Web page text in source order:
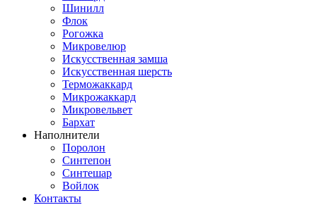
Шинилл
Флок
Рогожка
Микровелюр
Искусственная замша
Искусственная шерсть
Терможаккард
Микрожаккард
Микровельвет
Бархат
Наполнители
Поролон
Синтепон
Синтешар
Войлок
Контакты